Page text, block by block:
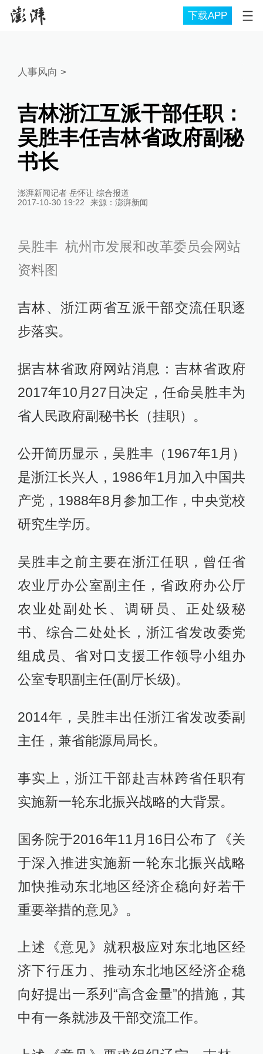
下载APP
人事风向 >
吉林浙江互派干部任职：
吴胜丰任吉林省政府副秘
书长
澎湃新闻记者 岳怀让 综合报道
2017-10-30 19:22
来源： 澎湃新闻
吴胜丰 杭州市发展和改革委员会网站
资料图
吉林、浙江两省互派干部交流任职逐
步落实。
据吉林省政府网站消息：吉林省政府
2017年10月27日决定，任命吴胜丰为
省人民政府副秘书长（挂职）。
公开简历显示，吴胜丰（1967年1月）
是浙江长兴人，1986年1月加入中国共
产党，1988年8月参加工作，中央党校
研究生学历。
吴胜丰之前主要在浙江任职，曾任省
农业厅办公室副主任，省政府办公厅
农业处副处长、调研员、正处级秘
书、综合二处处长，浙江省发改委党
组成员、省对口支援工作领导小组办
公室专职副主任(副厅长级)。
2014年，吴胜丰出任浙江省发改委副
主任，兼省能源局局长。
事实上，浙江干部赴吉林跨省任职有
实施新一轮东北振兴战略的大背景。
国务院于2016年11月16日公布了《关
于深入推进实施新一轮东北振兴战略
加快推动东北地区经济企稳向好若干
重要举措的意见》。
上述《意见》就积极应对东北地区经
济下行压力、推动东北地区经济企稳
向好提出一系列“高含金量”的措施，其
中有一条就涉及干部交流工作。